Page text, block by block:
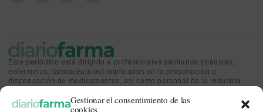
Gestionar el consentimiento de las
cookies
Este periódico está dirigido a profesionales sanitarios (médicos,
enfermeros, farmacéuticos) implicados en la prescripción o
dispensación de medicamentos, así como personal de la industria
sanitaria.